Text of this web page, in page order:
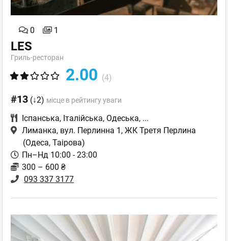
0 1
LES
Гриль-ресторан
2.00 (4)
#13 (↓2) місце в рейтингу уваги
Іспанська, Італійська, Одеська, ...
Лиманка, вул. Перлинна 1, ЖК Третя Перлина
(Одеса, Таірова)
Пн–Нд 10:00 - 23:00
300 – 600 ₴
093 337 3177